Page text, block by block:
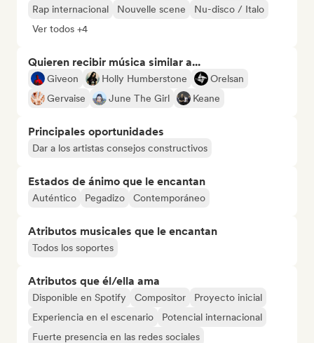
Rap internacional
Nouvelle scene
Nu-disco / Italo
Ver todos +4
Quieren recibir música similar a...
Giveon Holly Humberstone
Orelsan
Gervaise
June The Girl Keane
Principales oportunidades
Dar a los artistas consejos constructivos
Estados de ánimo que le encantan
Auténtico Pegadizo Contemporáneo
Atributos musicales que le encantan
Todos los soportes
Atributos que él/ella ama
Disponible en Spotify Compositor
Proyecto inicial
Experiencia en el escenario
Potencial internacional
Fuerte presencia en las redes sociales